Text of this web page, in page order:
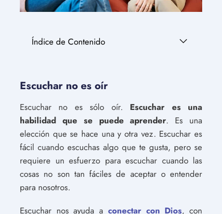
Índice de Contenido
Escuchar no es oír
Escuchar no es sólo oír. Escuchar es una
habilidad que se puede aprender. Es una
elección que se hace una y otra vez. Escuchar es
fácil cuando escuchas algo que te gusta, pero se
requiere un esfuerzo para escuchar cuando las
cosas no son tan fáciles de aceptar o entender
para nosotros.
Escuchar nos ayuda a conectar con Dios, con